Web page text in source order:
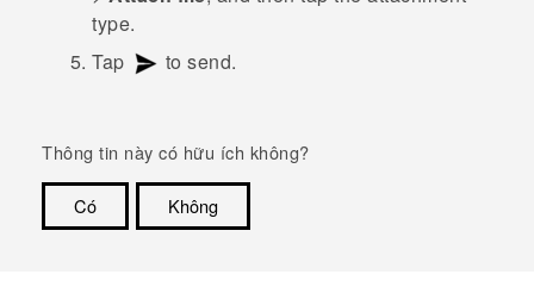
type.
Tap
to send.
Thông tin này có hữu ích không?
Có
Không